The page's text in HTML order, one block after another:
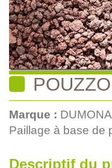
Marque : DUMONA
Paillage à base de
Descriptif du